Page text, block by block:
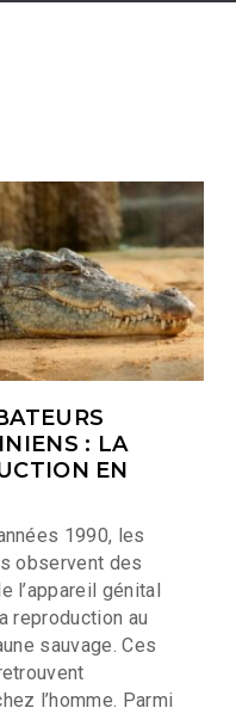
: LA
EN
1990, les
observent des
l’appareil génital
reproduction au
sauvage. Ces
l’homme. Parmi